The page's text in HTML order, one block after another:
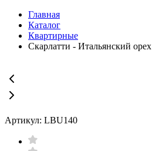
Главная
Каталог
Квартирные
Скарлатти - Итальянский орех
Артикул: LBU140